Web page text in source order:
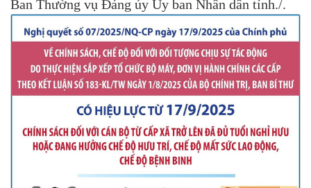
Ban Thường vụ Đảng ủy Ủy ban Nhân dân tỉnh./.